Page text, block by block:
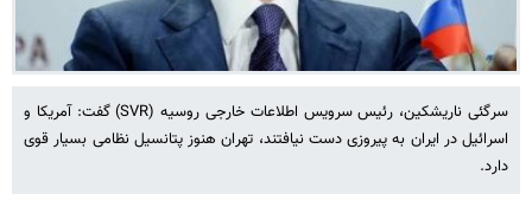
سرگئی ناریشکین، رئیس سرویس اطلاعات خارجی روسیه (SVR) گفت: آمریکا و
اسرائیل در ایران به پیروزی دست نیافتند، تهران هنوز پتانسیل نظامی بسیار قوی
دارد.